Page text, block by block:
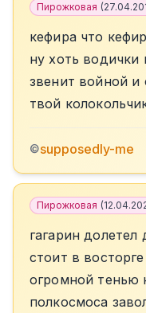
Пирожковая (
кефира что
ну хоть водички
звенит войной и
твой
©supposedly-me
Пирожковая (
гагарин долетел
стоит в
огромной тенью
полкосмоса